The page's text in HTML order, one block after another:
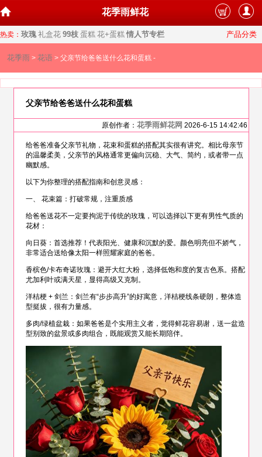
花季雨鲜花
热卖： 玫瑰 礼盒花 99枝 蛋糕 花+蛋糕 情人节专栏 产品分类
花季雨 > 花语 > 父亲节给爸爸送什么花和蛋糕 -
父亲节给爸爸送什么花和蛋糕
原创作者： 花季雨鲜花网 2026-6-15 14:42:46
给爸爸准备父亲节礼物，花束和蛋糕的搭配其实很有讲究。相比母亲节
的温馨柔美，父亲节的风格通常更偏向沉稳、大气、简约，或者带一点
幽默感。
以下为你整理的搭配指南和创意灵感：
一、 花束篇：打破常规，注重质感
给爸爸送花不一定要拘泥于传统的玫瑰，可以选择以下更有男性气质的
花材：
向日葵：首选推荐！代表阳光、健康和沉默的爱。颜色明亮但不娇气，
非常适合送给像太阳一样照耀家庭的爸爸。
香槟色/卡布奇诺玫瑰：避开大红大粉，选择低饱和度的复古色系。搭配
尤加利叶或满天星，显得高级又克制。
洋桔梗 + 剑兰：剑兰有“步步高升”的好寓意，洋桔梗线条硬朗，整体造
型挺拔，很有力量感。
多肉/绿植盆栽：如果爸爸是个实用主义者，觉得鲜花容易谢，送一盆造
型别致的盆景或多肉组合，既能观赏又能长期陪伴。